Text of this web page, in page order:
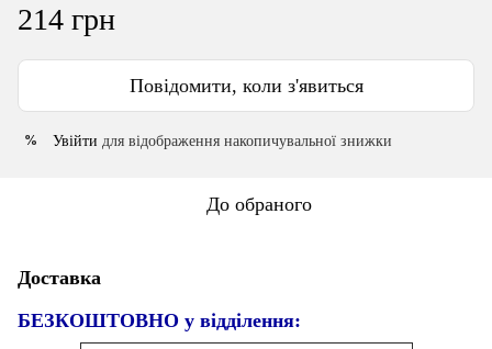
214 грн
Повідомити, коли з'явиться
% Увійти для відображення накопичувальної знижки
До обраного
Доставка
БЕЗКОШТОВНО у відділення: